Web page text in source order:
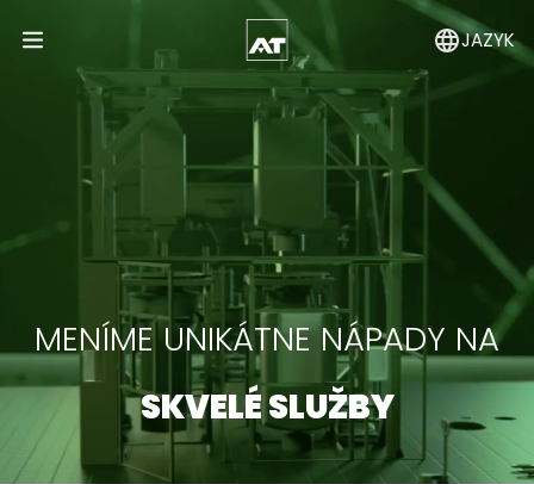
Open Menu JAZYK
MENÍME UNIKÁTNE NÁPADY NA
SKVELÉ SLUŽBY